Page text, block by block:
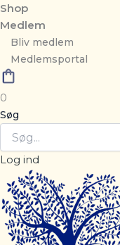
Shop
Medlem
Bliv medlem
Medlemsportal
0
Søg
Log ind